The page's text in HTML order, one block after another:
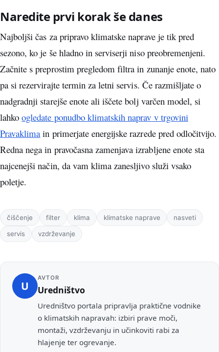
Naredite prvi korak še danes
Najboljši čas za pripravo klimatske naprave je tik pred
sezono, ko je še hladno in serviserji niso preobremenjeni.
Začnite s preprostim pregledom filtra in zunanje enote, nato
pa si rezervirajte termin za letni servis. Če razmišljate o
nadgradnji starejše enote ali iščete bolj varčen model, si
lahkoogledate ponudbo klimatskih naprav v trgovini
Pravaklimain primerjate energijske razrede pred odločitvijo.
Redna nega in pravočasna zamenjava izrabljene enote sta
najcenejši način, da vam klima zanesljivo služi vsako
poletje.
Oznake
čiščenje filter klima klimatske naprave nasveti
servis vzdrževanje
U
AVTOR
Uredništvo
Uredništvo portala pripravlja praktične vodnike
o klimatskih napravah: izbiri prave moči,
montaži, vzdrževanju in učinkoviti rabi za
hlajenje ter ogrevanje.